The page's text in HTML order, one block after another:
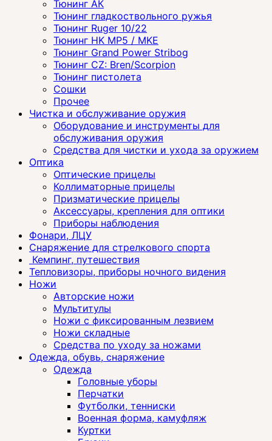
Тюнинг АК
Тюнинг гладкоствольного ружья
Тюнинг Ruger 10/22
Тюнинг HK MP5 / MKE
Тюнинг Grand Power Stribog
Тюнинг CZ: Bren/Scorpion
Тюнинг пистолета
Сошки
Прочее
Чистка и обслуживание оружия
Оборудование и инструменты для
обслуживания оружия
Средства для чистки и ухода за оружием
Оптика
Оптические прицелы
Коллиматорные прицелы
Призматические прицелы
Аксессуары, крепления для оптики
Приборы наблюдения
Фонари, ЛЦУ
Снаряжение для стрелкового спорта
Кемпинг, путешествия
Тепловизоры, приборы ночного видения
Ножи
Авторские ножи
Мультитулы
Ножи с фиксированным лезвием
Ножи складные
Средства по уходу за ножами
Одежда, обувь, снаряжение
Одежда
Головные уборы
Перчатки
Футболки, тенниски
Военная форма, камуфляж
Куртки